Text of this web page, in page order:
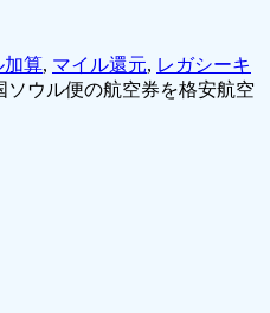
加算, マイル還元, レガシーキ
ソウル便の航空券を格安航空